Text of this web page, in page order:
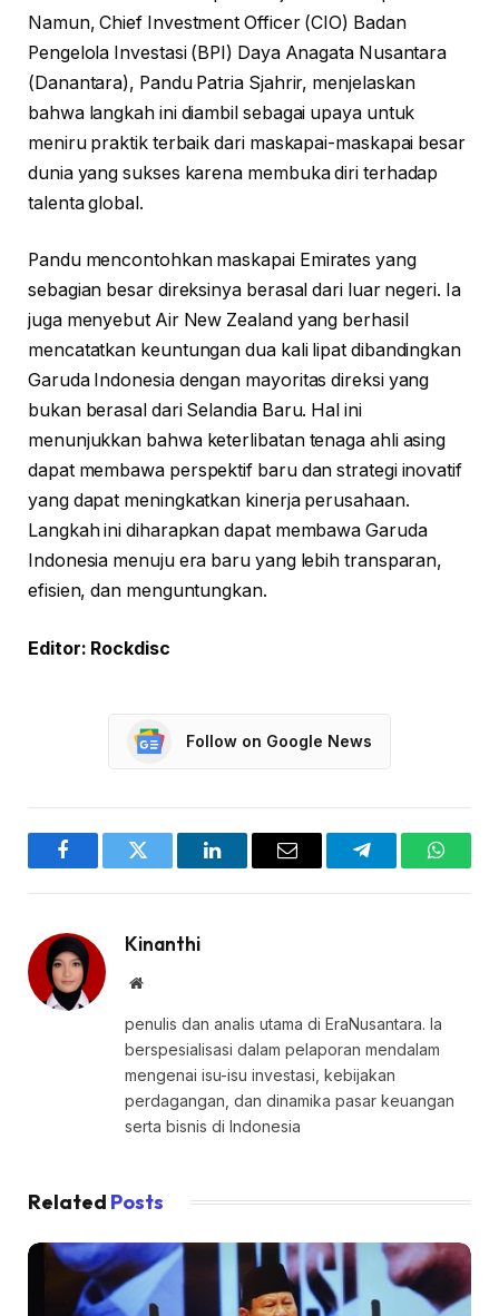
Namun, Chief Investment Officer (CIO) Badan
Pengelola Investasi (BPI) Daya Anagata Nusantara
(Danantara), Pandu Patria Sjahrir, menjelaskan
bahwa langkah ini diambil sebagai upaya untuk
meniru praktik terbaik dari maskapai-maskapai besar
dunia yang sukses karena membuka diri terhadap
talenta global.
Pandu mencontohkan maskapai Emirates yang
sebagian besar direksinya berasal dari luar negeri. Ia
juga menyebut Air New Zealand yang berhasil
mencatatkan keuntungan dua kali lipat dibandingkan
Garuda Indonesia dengan mayoritas direksi yang
bukan berasal dari Selandia Baru. Hal ini
menunjukkan bahwa keterlibatan tenaga ahli asing
dapat membawa perspektif baru dan strategi inovatif
yang dapat meningkatkan kinerja perusahaan.
Langkah ini diharapkan dapat membawa Garuda
Indonesia menuju era baru yang lebih transparan,
efisien, dan menguntungkan.
Editor: Rockdisc
Follow on Google News
FacebookTwitter LinkedInEmail Telegram
Kinanthi
Website
penulis dan analis utama di EraNusantara. Ia
berspesialisasi dalam pelaporan mendalam
mengenai isu-isu investasi, kebijakan
perdagangan, dan dinamika pasar keuangan
serta bisnis di Indonesia
Related Posts